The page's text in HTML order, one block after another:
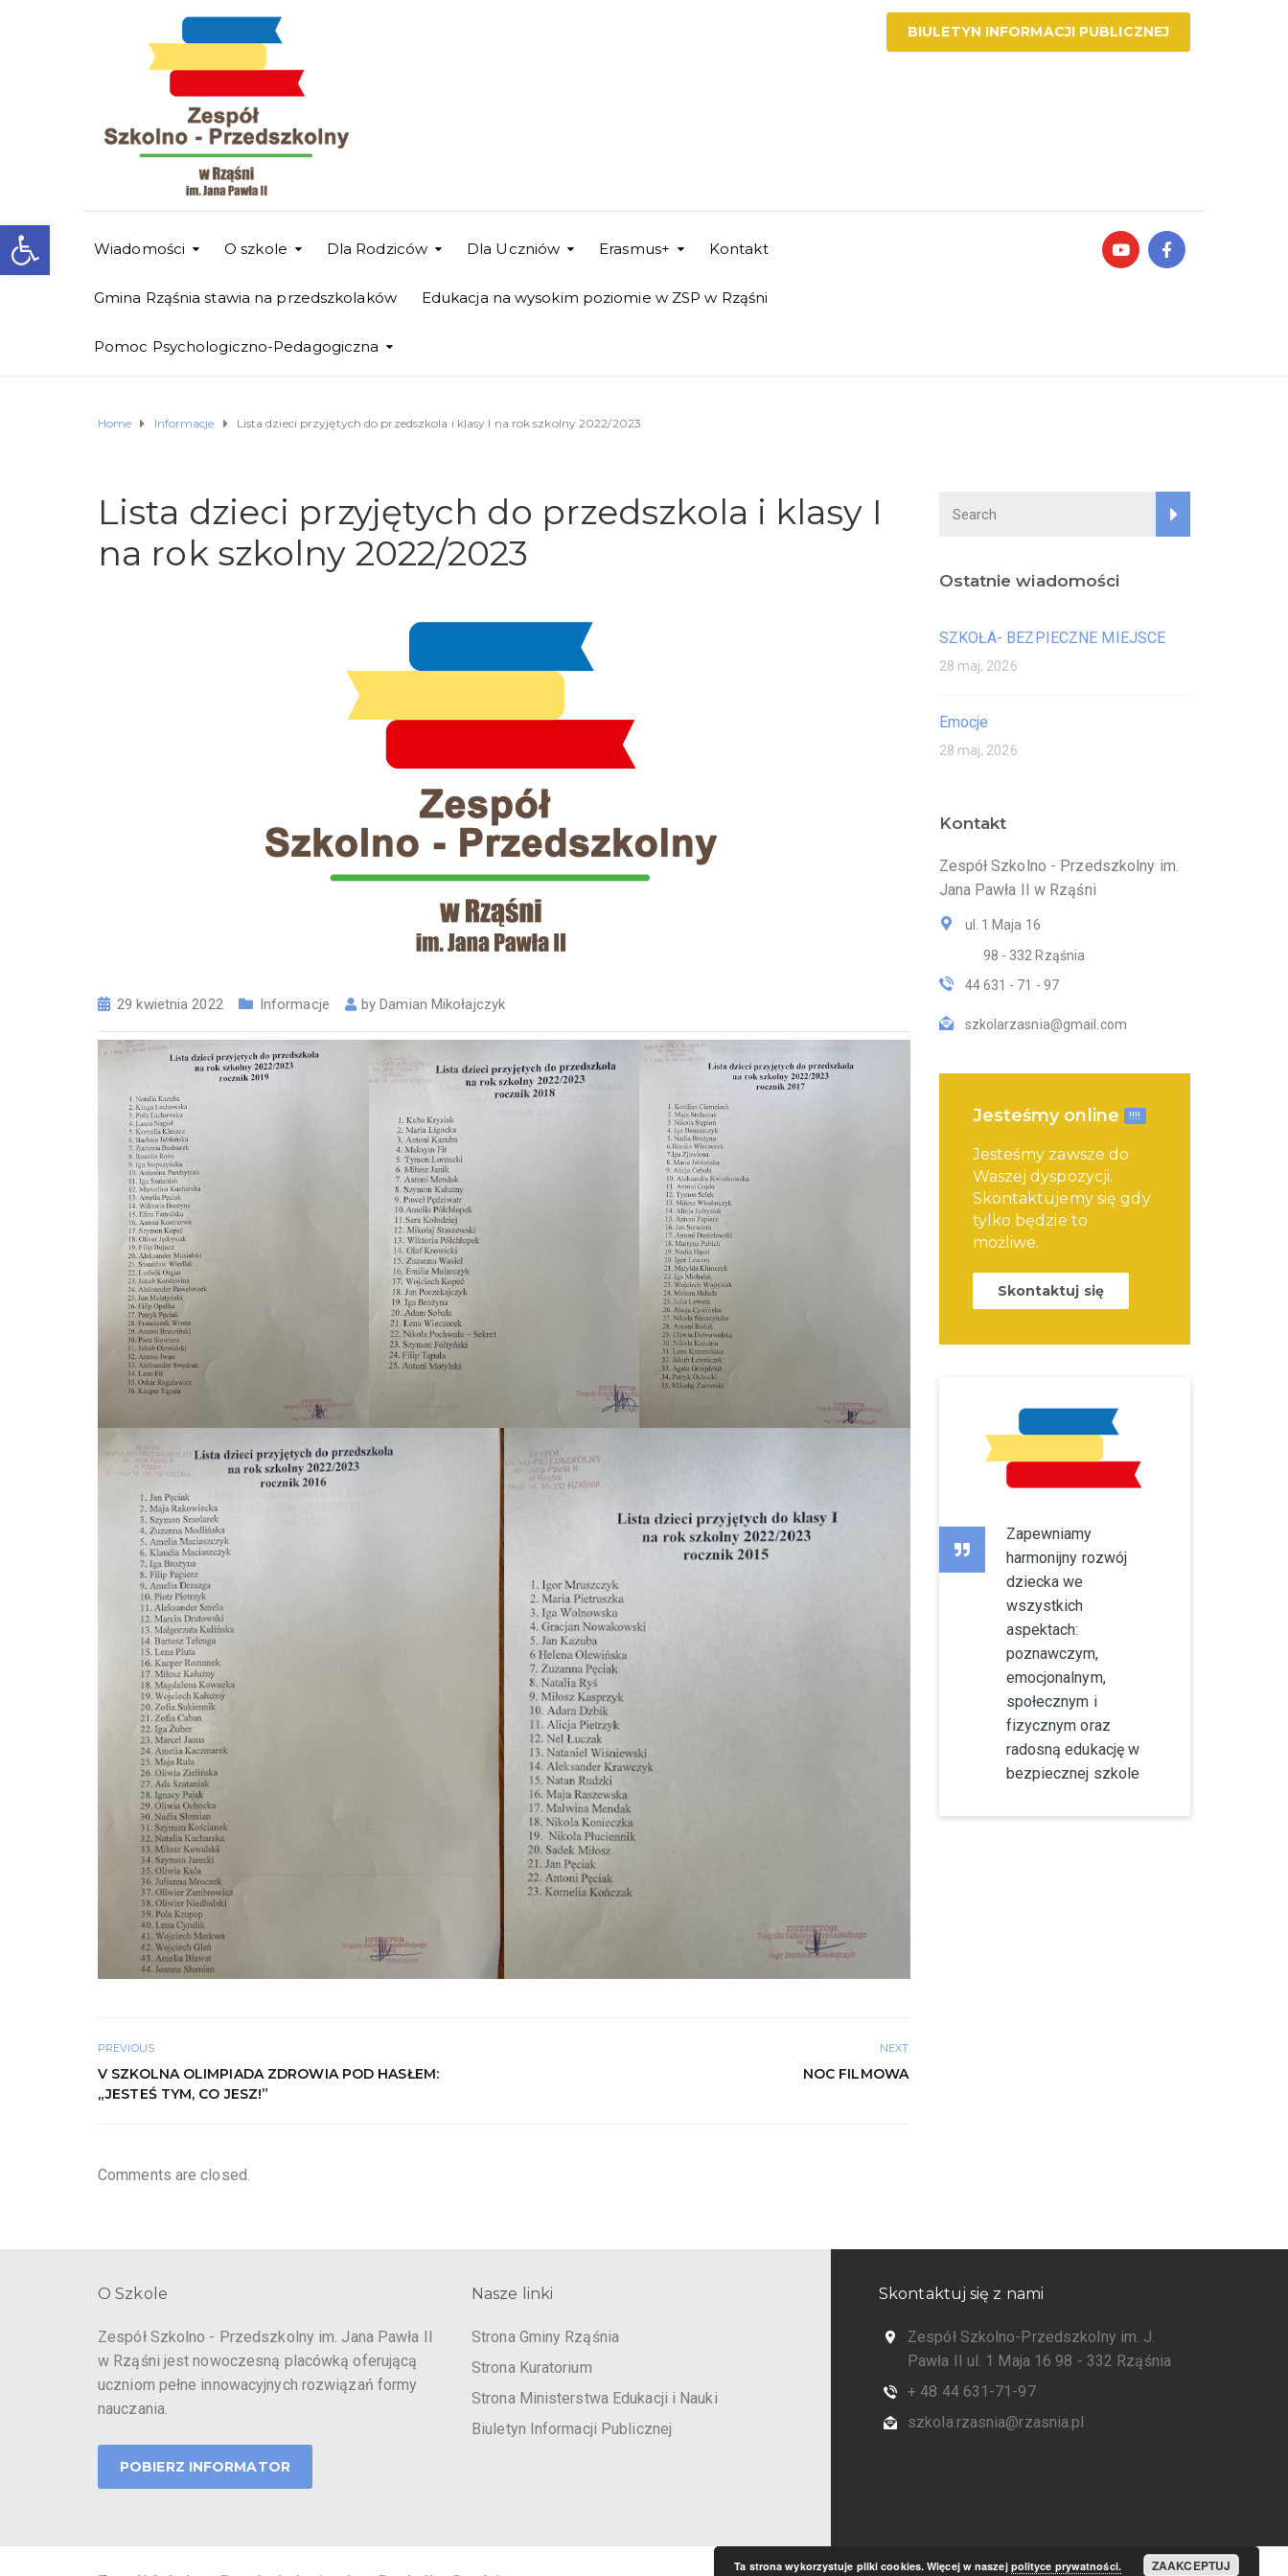
Otwórz pasek narzędzi
BIULETYN INFORMACJI PUBLICZNEJ
Wiadomości O szkole Dla Rodziców Dla Uczniów Erasmus+ Kontakt
Gmina Rząśnia stawia na przedszkolaków Edukacja na wysokim poziomie w ZSP w Rząśni
Pomoc Psychologiczno-Pedagogiczna
Home Informacje Lista dzieci przyjętych do przedszkola i klasy I na rok szkolny 2022/2023
Lista dzieci przyjętych do przedszkola i klasy I
na rok szkolny 2022/2023
29 kwietnia 2022 Informacje byDamian Mikołajczyk
PREVIOUS
V SZKOLNA OLIMPIADA ZDROWIA POD HASŁEM:
„JESTEŚ TYM, CO JESZ!”
NEXT
NOC FILMOWA
Comments are closed.
Ostatnie wiadomości
SZKOŁA- BEZPIECZNE MIEJSCE
28 maj, 2026
Emocje
28 maj, 2026
Kontakt
Zespół Szkolno - Przedszkolny im.
Jana Pawła II w Rząśni
ul. 1 Maja 16
98 - 332 Rząśnia
44 631 - 71 - 97
szkolarzasnia@gmail.com
Jesteśmy online !!!!
Jesteśmy zawsze do
Waszej dyspozycji.
Skontaktujemy się gdy
tylko będzie to
możliwe.
Skontaktuj się
Zapewniamy
harmonijny rozwój
dziecka we
wszystkich
aspektach:
poznawczym,
emocjonalnym,
społecznym i
fizycznym oraz
radosną edukację w
bezpiecznej szkole
O Szkole
Zespół Szkolno - Przedszkolny im. Jana Pawła II
w Rząśni jest nowoczesną placówką oferującą
uczniom pełne innowacyjnych rozwiązań formy
nauczania.
POBIERZ INFORMATOR
Nasze linki
Strona Gminy Rząśnia
Strona Kuratorium
Strona Ministerstwa Edukacji i Nauki
Biuletyn Informacji Publicznej
Skontaktuj się z nami
Zespół Szkolno-Przedszkolny im. J.
Pawła II ul. 1 Maja 16 98 - 332 Rząśnia
+ 48 44 631-71-97
szkola.rzasnia@rzasnia.pl
Ta strona wykorzystuje pliki cookies. Więcej w naszej polityce prywatności. ZAAKCEPTUJ